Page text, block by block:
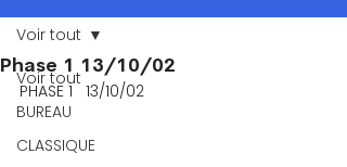
Voir tout
BUREAU
CLASSIQUE
Voir tout
Phase 1 13/10/02
PHASE 1   13/10/02